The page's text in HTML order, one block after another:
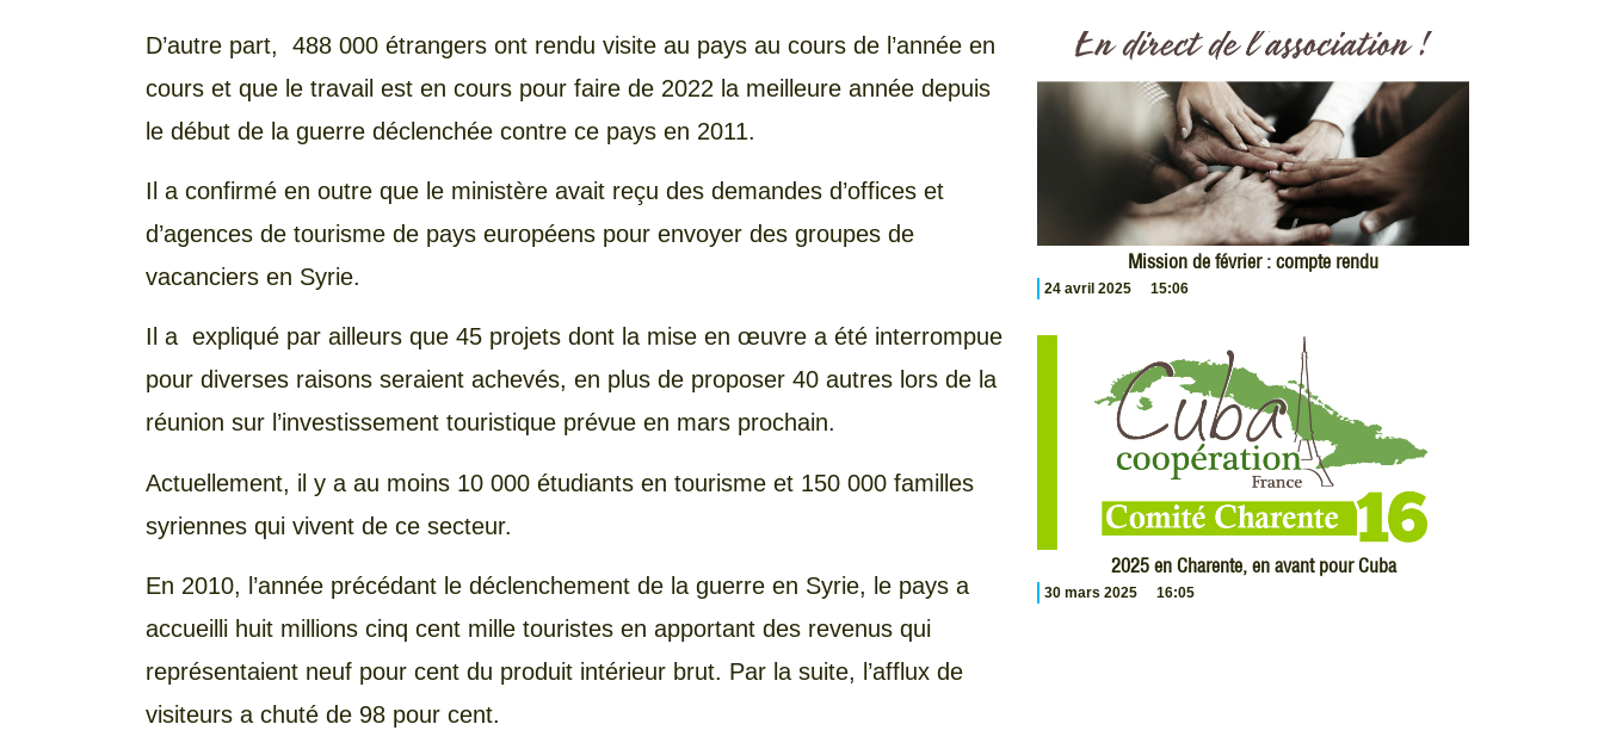
D’autre part, 488 000 étrangers ont rendu visite au pays au cours de l’année en
cours et que le travail est en cours pour faire de 2022 la meilleure année depuis
le début de la guerre déclenchée contre ce pays en 2011.
Il a confirmé en outre que le ministère avait reçu des demandes d’offices et
d’agences de tourisme de pays européens pour envoyer des groupes de
vacanciers en Syrie.
Il a expliqué par ailleurs que 45 projets dont la mise en œuvre a été interrompue
pour diverses raisons seraient achevés, en plus de proposer 40 autres lors de la
réunion sur l’investissement touristique prévue en mars prochain.
Actuellement, il y a au moins 10 000 étudiants en tourisme et 150 000 familles
syriennes qui vivent de ce secteur.
En 2010, l’année précédant le déclenchement de la guerre en Syrie, le pays a
accueilli huit millions cinq cent mille touristes en apportant des revenus qui
représentaient neuf pour cent du produit intérieur brut. Par la suite, l’afflux de
visiteurs a chuté de 98 pour cent.
Mission de février : compte rendu
24 avril 2025 15:06
2025 en Charente, en avant pour Cuba
30 mars 2025 16:05